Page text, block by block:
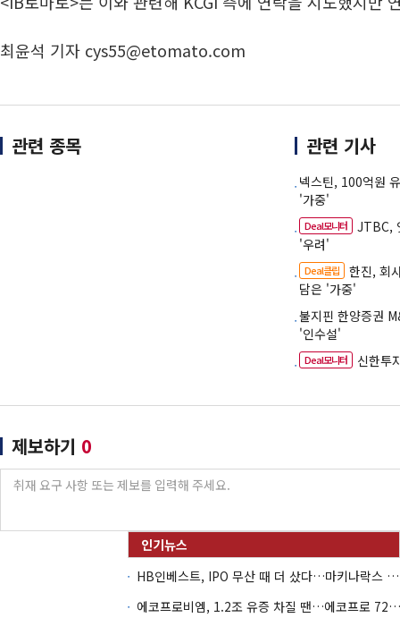
최윤석 기자 cys55@etomato.com
관련 종목 관련 기사
넥스틴, 100억원
'가중'
Deal모니터
JTBC,
'우려'
Deal클립
한진, 회
담은 '가중'
불지핀 한양증권
'인수설'
Deal모니터 신한투
제보하기 0
HB인베스트, IPO 무산 때 더 샀다…마키나락스 투자 2.7배 회수
에코프로비엠, 1.2조 유증 차질 땐…에코프로 7270억 '독박'